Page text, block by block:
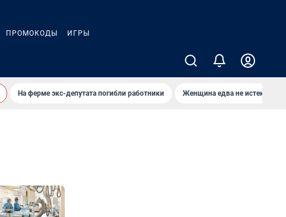
ПРОМОКОДЫ ИГРЫ
На ферме экс-депутата погибли работники Женщина едва не истекла